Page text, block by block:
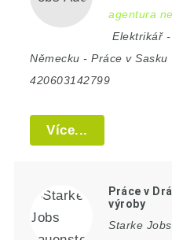
agentura
Elektrikář-
Německu -Práce v Sasku
420603142799
Více...
Práce v
výroby
Starke